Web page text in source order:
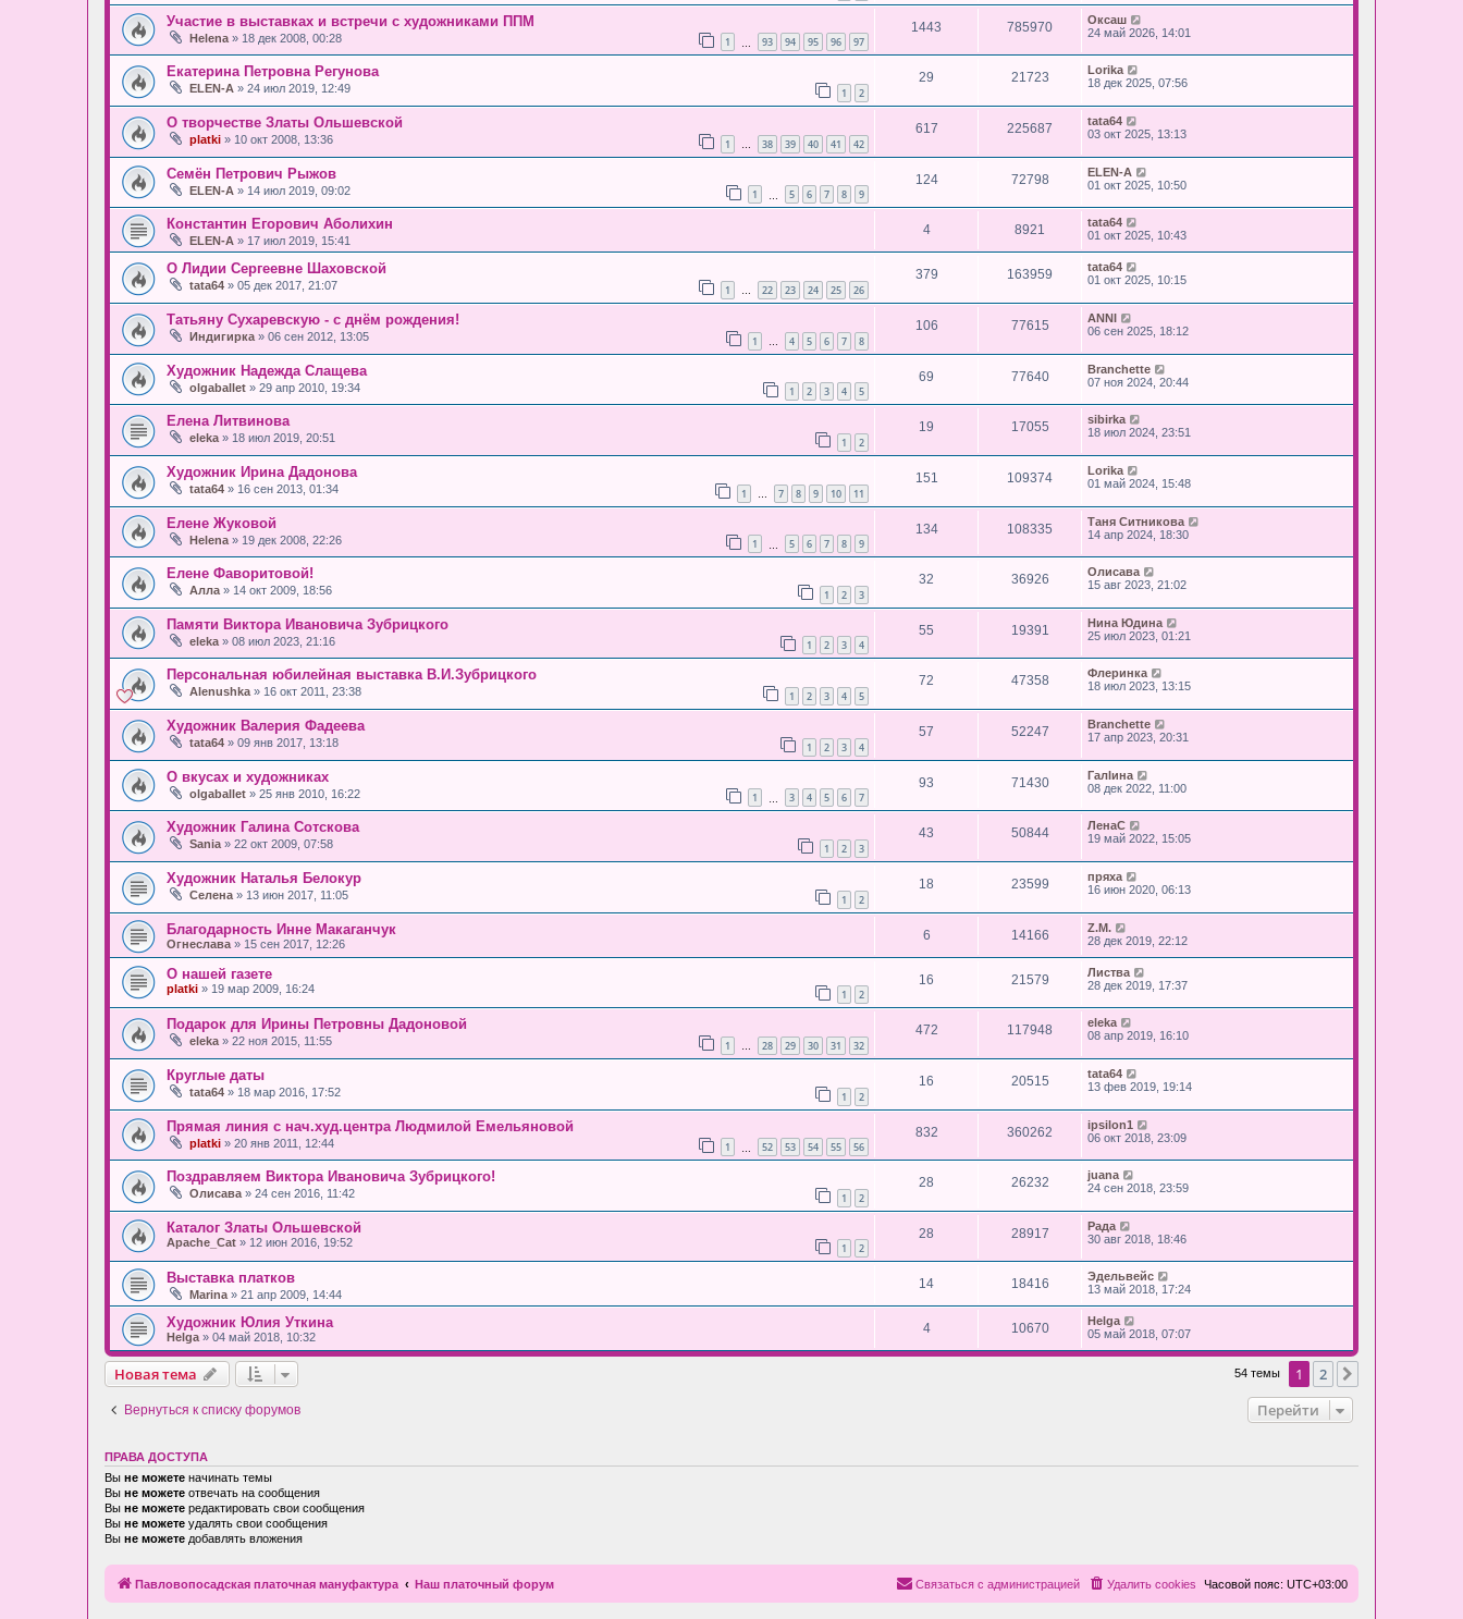
Участие в выставках и встречи с художниками ППМ
Helena » 18 дек 2008, 00:28 1 93 94 95 96 97
1443 785970
Оксаш
24 май 2026, 14:01
Екатерина Петровна Регунова
ELEN-A » 24 июл 2019, 12:49 1 2
29 21723
Lorika
18 дек 2025, 07:56
О творчестве Златы Ольшевской
platki » 10 окт 2008, 13:36 1 … 38 39 40 41 42
617 225687
tata64
03 окт 2025, 13:13
Семён Петрович Рыжов
ELEN-A » 14 июл 2019, 09:02 1 5 6 7 8 9
124 72798
ELEN-A
01 окт 2025, 10:50
Константин Егорович Аболихин
ELEN-A » 17 июл 2019, 15:41
4 8921
tata64
01 окт 2025, 10:43
О Лидии Сергеевне Шаховской
tata64 » 05 дек 2017, 21:07 1 … 22 23 24 25 26
379 163959
tata64
01 окт 2025, 10:15
Татьяну Сухаревскую - с днём рождения!
Индигирка » 06 сен 2012, 13:05 1 … 4 5 6 7 8
106 77615
ANNI
06 сен 2025, 18:12
Художник Надежда Слащева
olgaballet » 29 апр 2010, 19:34 1 2 3 4 5
69 77640
Branchette
07 ноя 2024, 20:44
Елена Литвинова
eleka » 18 июл 2019, 20:51 1 2
19 17055
sibirka
18 июл 2024, 23:51
Художник Ирина Дадонова
tata64 » 16 сен 2013, 01:34 1 7 8 9 10 11
151 109374
Lorika
01 май 2024, 15:48
Елене Жуковой
Helena » 19 дек 2008, 22:26 1 5 6 7 8 9
134 108335
Таня Ситникова
14 апр 2024, 18:30
Елене Фаворитовой!
Алла » 14 окт 2009, 18:56 1 2 3
32 36926
Олисава
15 авг 2023, 21:02
Памяти Виктора Ивановича Зубрицкого
eleka » 08 июл 2023, 21:16 1 2 3 4
55 19391
Нина Юдина
25 июл 2023, 01:21
Персональная юбилейная выставка В.И.Зубрицкого
Alenushka» 16 окт 2011, 23:38 1 2 3 4 5
72 47358
Флеринка
18 июл 2023, 13:15
Художник Валерия Фадеева
tata64 » 09 янв 2017, 13:18 1 2 3 4
57 52247
Branchette
17 апр 2023, 20:31
О вкусах и художниках
olgaballet » 25 янв 2010, 16:22 1 3 4 5 6 7
93 71430
Галlина
08 дек 2022, 11:00
Художник Галина Сотскова
Sania » 22 окт 2009, 07:58 1 2 3
43 50844
ЛенаС
19 май 2022, 15:05
Художник Наталья Белокур
Селена » 13 июн 2017, 11:05 1 2
18 23599
пряха
16 июн 2020, 06:13
Благодарность Инне Макаганчук
Огнеслава » 15 сен 2017, 12:26
6 14166
Z.M.
28 дек 2019, 22:12
О нашей газете
platki » 19 мар 2009, 16:24 1 2
16 21579
Листва
28 дек 2019, 17:37
Подарок для Ирины Петровны Дадоновой
eleka » 22 ноя 2015, 11:55 1 … 28 29 30 31 32
472 117948
eleka
08 апр 2019, 16:10
Круглые даты
tata64 » 18 мар 2016, 17:52 1 2
16 20515
tata64
13 фев 2019, 19:14
Прямая линия с нач.худ.центра Людмилой Емельяновой
platki » 20 янв 2011, 12:44 1 52 53 54 55 56
832 360262
ipsilon1
06 окт 2018, 23:09
Поздравляем Виктора Ивановича Зубрицкого!
Олисава » 24 сен 2016, 11:42 1 2
28 26232
juana
24 сен 2018, 23:59
Каталог Златы Ольшевской
Apache_Cat » 12 июн 2016, 19:52 1 2
28 28917
Рада
30 авг 2018, 18:46
Выставка платков
Marina» 21 апр 2009, 14:44
14 18416
Эдельвейс
13 май 2018, 17:24
Художник Юлия Уткина
Helga» 04 май 2018, 10:32
4 10670
Helga
05 май 2018, 07:07
Новая тема 54 темы 1 2
Вернуться к списку форумов Перейти
ПРАВА ДОСТУПА
Вы не можете начинать темы
Вы не можете отвечать на сообщения
Вы не можете редактировать свои сообщения
Вы не можете удалять свои сообщения
Вы не можете добавлять вложения
Павловопосадская платочная мануфактура Наш платочный форум Часовой пояс: UTC+03:00
Удалить cookies
Связаться с администрацией